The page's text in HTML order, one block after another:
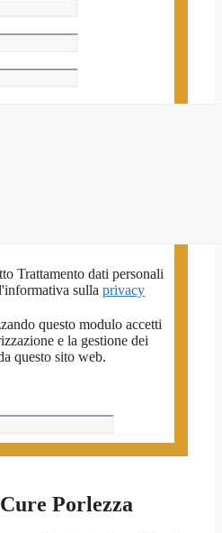
Trattamento dati personali
sulla privacy
questo modulo accetti
e la gestione dei
questo sito web.
Porlezza